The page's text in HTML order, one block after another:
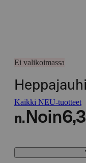
Ei valikoimassa
Kaikki NEU-tuotteet
n. Noin